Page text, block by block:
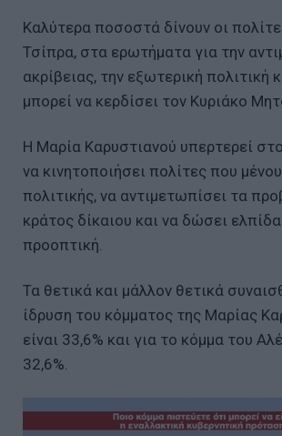
Καλύτερα ποσοστά δίνουν οι
Τσίπρα, στα ερωτήματα για την
ακρίβειας, την εξωτερική πολιτική
μπορεί να κερδίσει τον Κυριάκο
Η Μαρία Καρυστιανού υπερτερεί
να κινητοποιήσει πολίτες που
πολιτικής, να αντιμετωπίσει τα
κράτος δίκαιου και να δώσει ελπίδα
προοπτική.
Τα θετικά και μάλλον θετικά
ίδρυση του κόμματος της Μαρίας
είναι 33,6% και για το κόμμα του
32,6%.